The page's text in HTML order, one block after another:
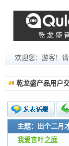
欢迎您：游客！
乾龙盛产品用户
新的主题
投票帖
主题：出个二月
我爱言叶之庭